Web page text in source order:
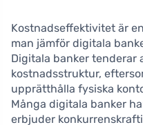
Kostnadseffektivitet är
man jämför digitala
Digitala banker tenderar
kostnadsstruktur,
upprätthålla fysiska
Många digitala banker
erbjuder